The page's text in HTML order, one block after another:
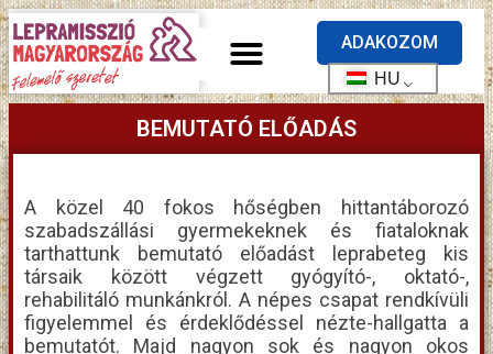
ADAKOZOM
HU
BEMUTATÓ ELŐADÁS
A közel 40 fokos hőségben hittantáborozó
szabadszállási gyermekeknek és fiataloknak
tarthattunk bemutató előadást leprabeteg kis
társaik között végzett gyógyító-, oktató-,
rehabilitáló munkánkról. A népes csapat rendkívüli
figyelemmel és érdeklődéssel nézte-hallgatta a
bemutatót. Majd nagyon sok és nagyon okos